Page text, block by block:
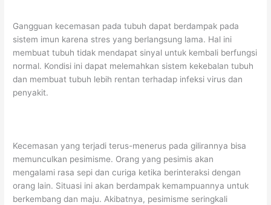
Gangguan kecemasan pada tubuh dapat berdampak pada
sistem imun karena stres yang berlangsung lama. Hal ini
membuat tubuh tidak mendapat sinyal untuk kembali berfungsi
normal. Kondisi ini dapat melemahkan sistem kekebalan tubuh
dan membuat tubuh lebih rentan terhadap infeksi virus dan
penyakit.
Kecemasan yang terjadi terus-menerus pada gilirannya bisa
memunculkan pesimisme. Orang yang pesimis akan
mengalami rasa sepi dan curiga ketika berinteraksi dengan
orang lain. Situasi ini akan berdampak kemampuannya untuk
berkembang dan maju. Akibatnya, pesimisme seringkali